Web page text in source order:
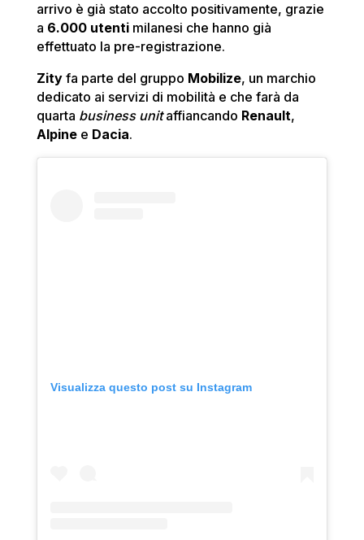
arrivo è già stato accolto positivamente, grazie
a 6.000 utenti milanesi che hanno già
effettuato la pre-registrazione.
Zityfa parte del gruppo Mobilize, un marchio
dedicato ai servizi di mobilità e che farà da
quarta business unitaffiancando Renault,
Alpinee Dacia.
Visualizza questo post su Instagram